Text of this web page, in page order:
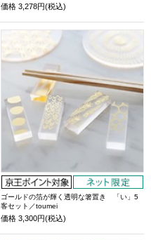
価格 3,278円(税込)
ゴールドの箔が輝く透明な箸置き 「い」5
客セット／toumei
価格 3,300円(税込)